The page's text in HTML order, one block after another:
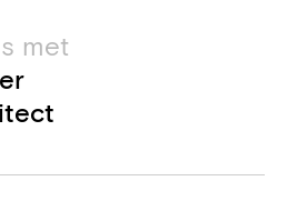
met